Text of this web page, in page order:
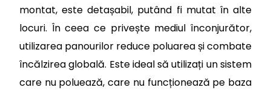
montat, este detașabil, putând fi mutat în alte
locuri. În ceea ce privește mediul înconjurător,
utilizarea panourilor reduce poluarea și combate
încălzirea globală. Este ideal să utilizați un sistem
care nu poluează, care nu funcționează pe baza